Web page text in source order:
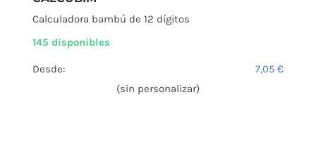
Calculadora bambú de 12 dígitos
145 disponibles
Desde: 7,05 €
(sin personalizar)